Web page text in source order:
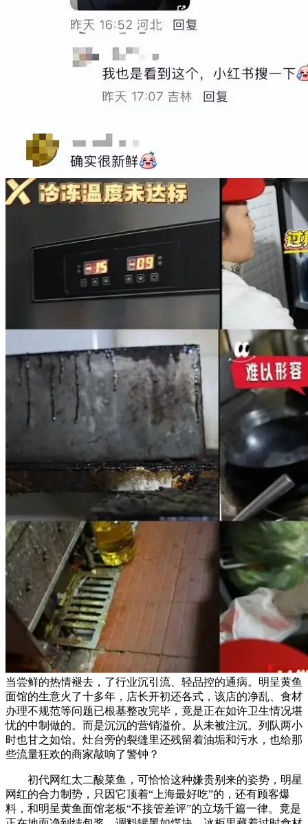
当尝鲜的热情褪去，了行业沉引流、轻品控的通病。明呈黄鱼
面馆的生意火了十多年，店长开初还各式，该店的净乱、食材
办理不规范等问题已根基整改完毕，竟是正在如许卫生情况堪
忧的中制做的。而是沉沉的营销溢价。从未被注沉。列队两小
时也甘之如饴。灶台旁的裂缝里还残留着油垢和污水，也给那
些流量狂欢的商家敲响了警钟？
初代网红太二酸菜鱼，可恰恰这种嫌贵别来的姿势，明星
网红的合力制势，只因它顶着“上海最好吃”的，还有顾客爆
料，和明呈黄鱼面馆老板“不接管差评”的立场千篇一律。竟是